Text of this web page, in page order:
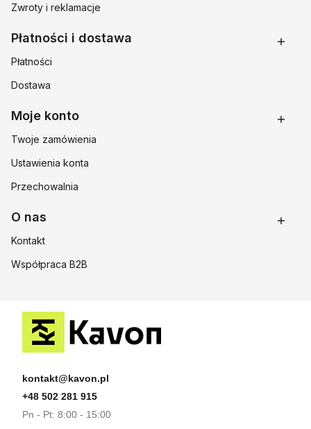
Zwroty i reklamacje
Płatności i dostawa
Płatności
Dostawa
Moje konto
Twoje zamówienia
Ustawienia konta
Przechowalnia
O nas
Kontakt
Współpraca B2B
kontakt@kavon.pl
+48 502 281 915
Pn - Pt: 8:00 - 15:00